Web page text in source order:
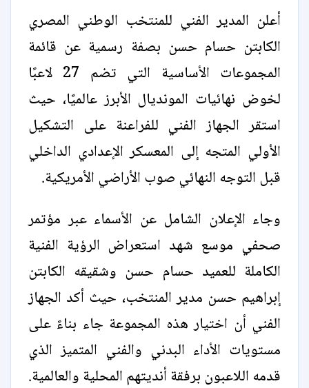
أعلن المدير الفني للمنتخب الوطني المصري
الكابتن حسام حسن بصفة رسمية عن قائمة
المجموعات الأساسية التي تضم 27 لاعبًا
لخوض نهائيات المونديال الأبرز عالميًا، حيث
استقر الجهاز الفني للفراعنة على التشكيل
الأولي المتجه إلى المعسكر الإعدادي الداخلي
قبل التوجه النهائي صوب الأراضي الأمريكية.
وجاء الإعلان الشامل عن الأسماء عبر مؤتمر
صحفي موسع شهد استعراض الرؤية الفنية
الكاملة للعميد حسام حسن وشقيقه الكابتن
إبراهيم حسن مدير المنتخب، حيث أكد الجهاز
الفني أن اختيار هذه المجموعة جاء بناءً على
مستويات الأداء البدني والفني المتميز الذي
قدمه اللاعبون برفقة أنديتهم المحلية والعالمية.